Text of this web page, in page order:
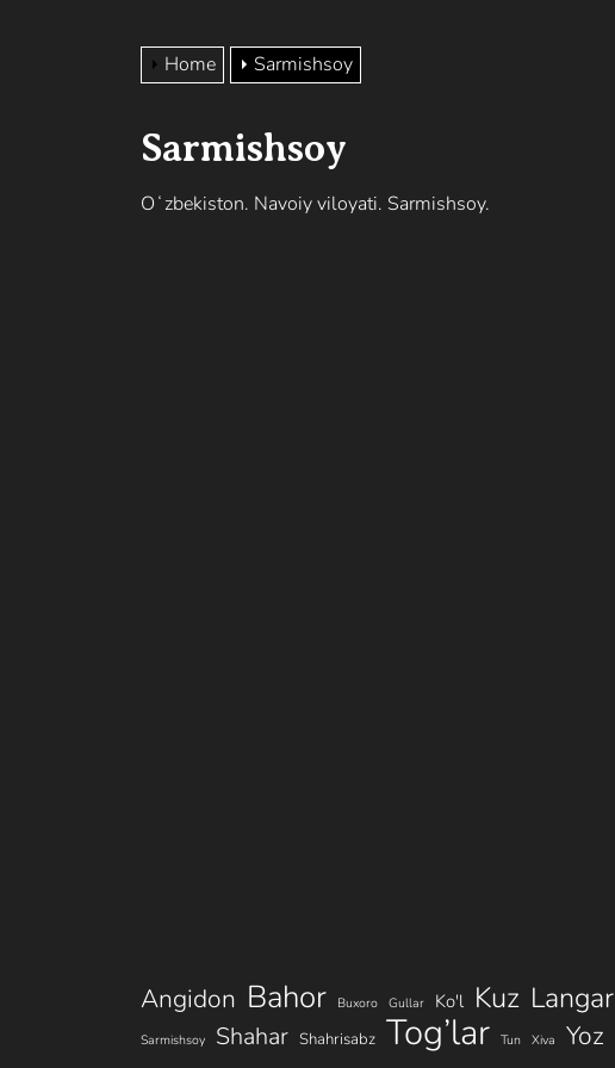
Home Sarmishsoy
Sarmishsoy
Oʻzbekiston. Navoiy viloyati. Sarmishsoy.
Angidon Bahor Buxoro Gullar Ko'l Kuz Langar
Sarmishsoy Shahar Shahrisabz Tog’lar Tun Xiva Yoz